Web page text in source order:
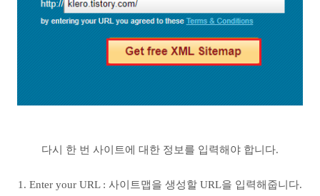
다시 한 번 사이트에 대한 정보를 입력해야 합니다.
1. Enter your URL : 사이트맵을 생성할 URL을 입력해줍니다.